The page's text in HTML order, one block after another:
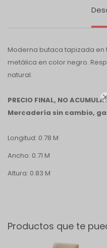
Moderna butaca tapizada
metálica en color negro.
natural.
PRECIO FINAL, NO
Mercadería sin cambio,
Longitud: 0.78 M
Ancho: 0.71 M
Altura: 0.83 M
Productos que te